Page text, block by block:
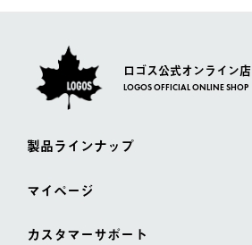
ロゴス公式オンライン店
LOGOS OFFICIAL ONLINE SHOP
製品ラインナップ
マイページ
カスタマーサポート